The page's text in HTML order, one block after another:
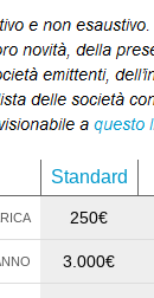
Standard
250€
3.000€